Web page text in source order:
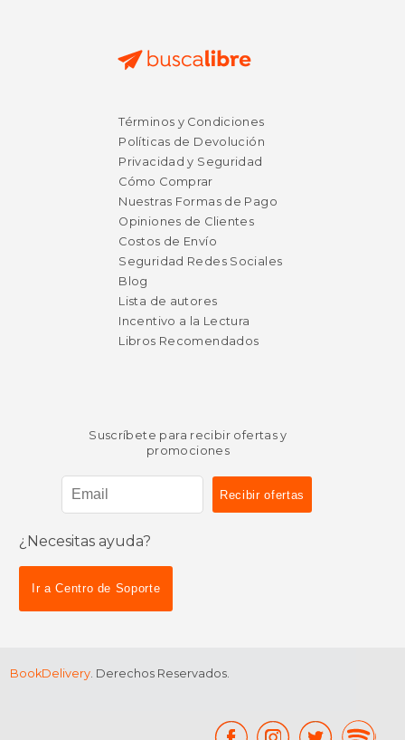
Términos y Condiciones
Políticas de Devolución
Privacidad y Seguridad
Cómo Comprar
Nuestras Formas de Pago
Opiniones de Clientes
Costos de Envío
Seguridad Redes Sociales
Blog
Lista de autores
Incentivo a la Lectura
Libros Recomendados
Suscríbete para recibir ofertas y
promociones
¿Necesitas ayuda?
Ir a Centro de Soporte
BookDelivery . Derechos Reservados.